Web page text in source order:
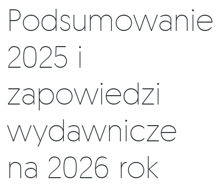
Podsumowanie
2025 i
zapowiedzi
wydawnicze
na 2026 rok